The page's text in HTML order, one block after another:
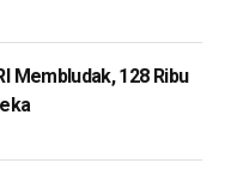
Membludak, 128 Ribu